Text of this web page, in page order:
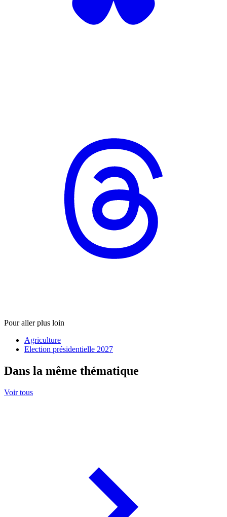
Pour aller plus loin
Agriculture
Election présidentielle 2027
Dans la même thématique
Voir tous